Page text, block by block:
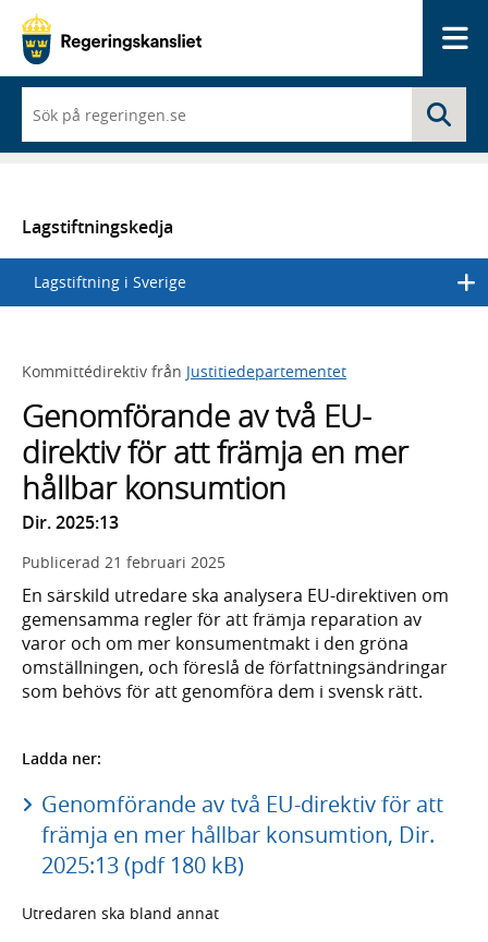
du
börjar
skriva
en
lista
med
sökförslag
Lagstiftningskedja
Lagstiftning i Sverige
Kommittédirektiv från Justitiedepartementet
Genomförande av två EU-
direktiv för att främja en mer
hållbar konsumtion
Dir. 2025:13
Publicerad 21 februari 2025
En särskild utredare ska analysera EU-direktiven om
gemensamma regler för att främja reparation av
varor och om mer konsumentmakt i den gröna
omställningen, och föreslå de författningsändringar
som behövs för att genomföra dem i svensk rätt.
Ladda ner:
Genomförande av två EU-direktiv för att
främja en mer hållbar konsumtion, Dir.
2025:13 (pdf 180 kB)
Utredaren ska bland annat